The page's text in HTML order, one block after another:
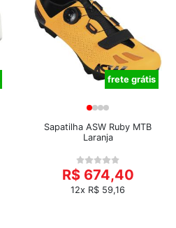
frete grátis
Sapatilha ASW Ruby MTB
Laranja
R$ 674,40
12x R$ 59,16